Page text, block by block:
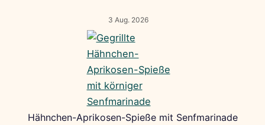
3 Aug. 2026
Hähnchen-Aprikosen-Spieße mit Senfmarinade